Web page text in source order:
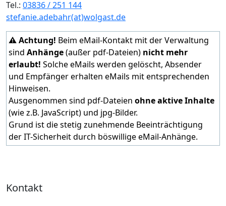
Tel.: 03836 / 251 144
stefanie.adebahr(at)wolgast.de
⚠️ Achtung! Beim eMail-Kontakt mit der Verwaltung
sindAnhänge(außer pdf-Dateien) nicht mehr
erlaubt!Solche eMails werden gelöscht, Absender
und Empfänger erhalten eMails mit entsprechenden
Hinweisen.
Ausgenommen sind pdf-Dateienohne aktive Inhalte
(wie z.B. JavaScript) und jpg-Bilder.
Grund ist die stetig zunehmende Beeinträchtigung
der IT-Sicherheit durch böswillige eMail-Anhänge.
Kontakt